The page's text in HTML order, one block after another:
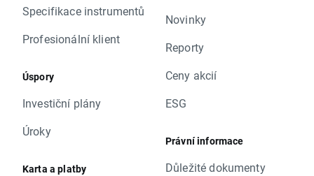
Specifikace instrumentů
Profesionální klient
Úspory
Investiční plány
Úroky
Karta a platby
Novinky
Reporty
Ceny akcií
ESG
Právní informace
Důležité dokumenty